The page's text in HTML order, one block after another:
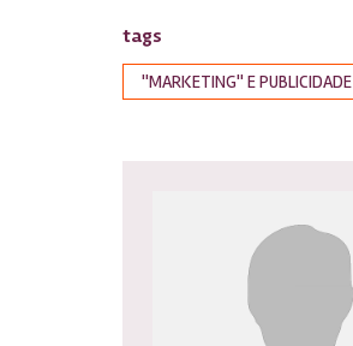
tags
''MARKETING'' E PUBLICIDADE